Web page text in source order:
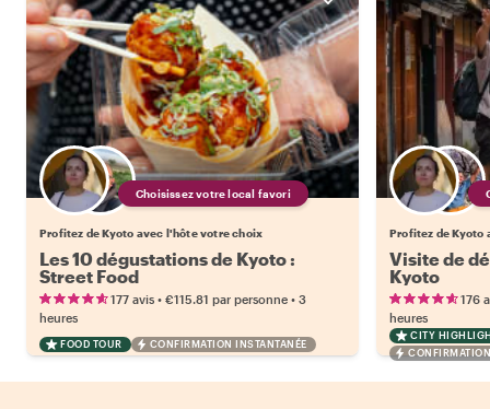
Choisissez votre local favori
Profitez de Kyoto avec l'hôte votre choix
Les 10 dégustations de Kyoto :
Street Food
177 avis • €115.81 par personne • 3
heures
FOOD TOUR CONFIRMATION INSTANTANÉE
Profitez de Kyoto
Visite de
Kyoto
176
heures
CITY